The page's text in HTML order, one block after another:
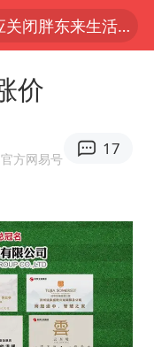
上半年我国经营主体结构持续优化
》阵容官宣
阻尼器摆动明显
国足U17与阿森纳决赛取消 并列冠军
教师减少13.19万
王艺迪2-4不敌张本美和止步4强
上门女婿出轨女邻居多年被判重婚罪
价
方网易号
17